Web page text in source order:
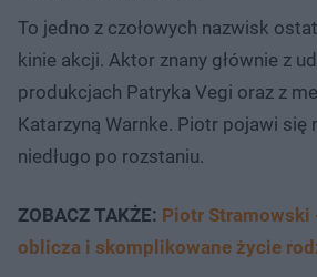
To jedno z czołowych nazwisk
kinie akcji. Aktor znany głównie z
produkcjach Patryka Vegi oraz z
Katarzyną Warnke. Piotr pojawi się
niedługo po rozstaniu.
ZOBACZ TAKŻE: Piotr Stramowski
oblicza i skomplikowane życie